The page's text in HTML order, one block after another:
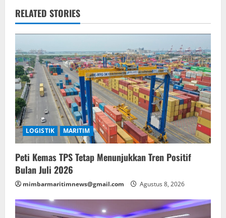
RELATED STORIES
LOGISTIK MARITIM
Peti Kemas TPS Tetap Menunjukkan Tren Positif
Bulan Juli 2026
mimbarmaritimnews@gmail.com Agustus 8, 2026